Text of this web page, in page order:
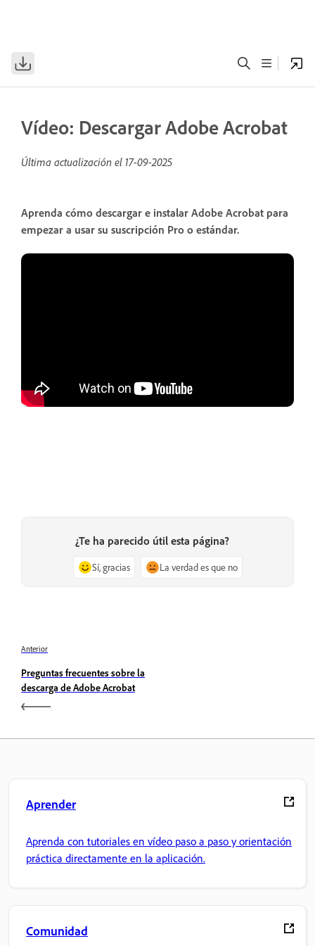
Vídeo: Descargar Adobe Acrobat
Última actualización el 17-09-2025
Aprenda cómo descargar e instalar Adobe Acrobat para
empezar a usar su suscripción Pro o estándar.
¿Te ha parecido útil esta página?
Sí, gracias La verdad es que no
Anterior
Preguntas frecuentes sobre la
descarga de Adobe Acrobat
Aprender
Aprenda con tutoriales en vídeo paso a paso y orientación
práctica directamente en la aplicación.
Comunidad